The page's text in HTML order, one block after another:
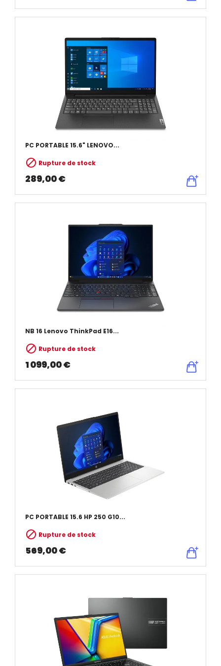
PC PORTABLE 15.6" LENOVO...
 Rupture de stock
289,00 €
NB 16 Lenovo ThinkPad E16...
 Rupture de stock
1 099,00 €
PC PORTABLE 15.6 HP 250 G10...
 Rupture de stock
569,00 €